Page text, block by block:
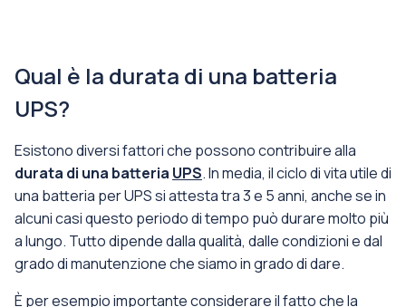
Qual è la durata di una batteria
UPS?
Esistono diversi fattori che possono contribuire alla
durata di una batteria UPS. In media, il ciclo di vita utile di
una batteria per UPS si attesta tra 3 e 5 anni, anche se in
alcuni casi questo periodo di tempo può durare molto più
a lungo. Tutto dipende dalla qualità, dalle condizioni e dal
grado di manutenzione che siamo in grado di dare.
È per esempio importante considerare il fatto che la